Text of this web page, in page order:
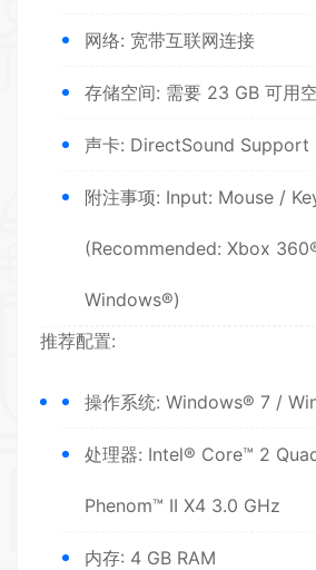
网络: 宽带互联网连接
存储空间: 需要 23 GB 可用
声卡: DirectSound
附注事项: Input: Mouse /
(Recommended: Xbox
Windows®)
推荐配置:
操作系统: Windows® 7 /
处理器: Intel® Core™ 2
Phenom™ II X4 3.0 GHz
内存: 4 GB RAM